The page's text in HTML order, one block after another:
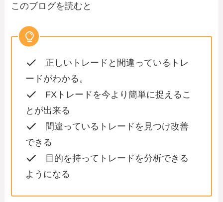
このブログを読むと
正しいトレードと間違っているトレ
ードがわかる。
FXトレードを今より簡単に捉えるこ
とが出来る
間違っているトレードを見つけ改善
できる
目的を持ってトレードを分析できる
ようになる